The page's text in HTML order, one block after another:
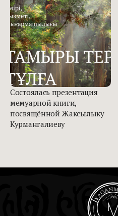
Состоялась презентация
мемуарной книги,
посвящённой Жаксылыку
Курмангалиеву